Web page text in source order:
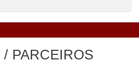
/ PARCEIROS